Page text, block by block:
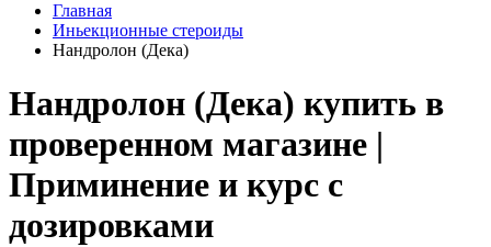
Главная
Иньекционные стероиды
Нандролон (Дека)
Нандролон (Дека) купить в
проверенном магазине |
Приминение и курс с
дозировками